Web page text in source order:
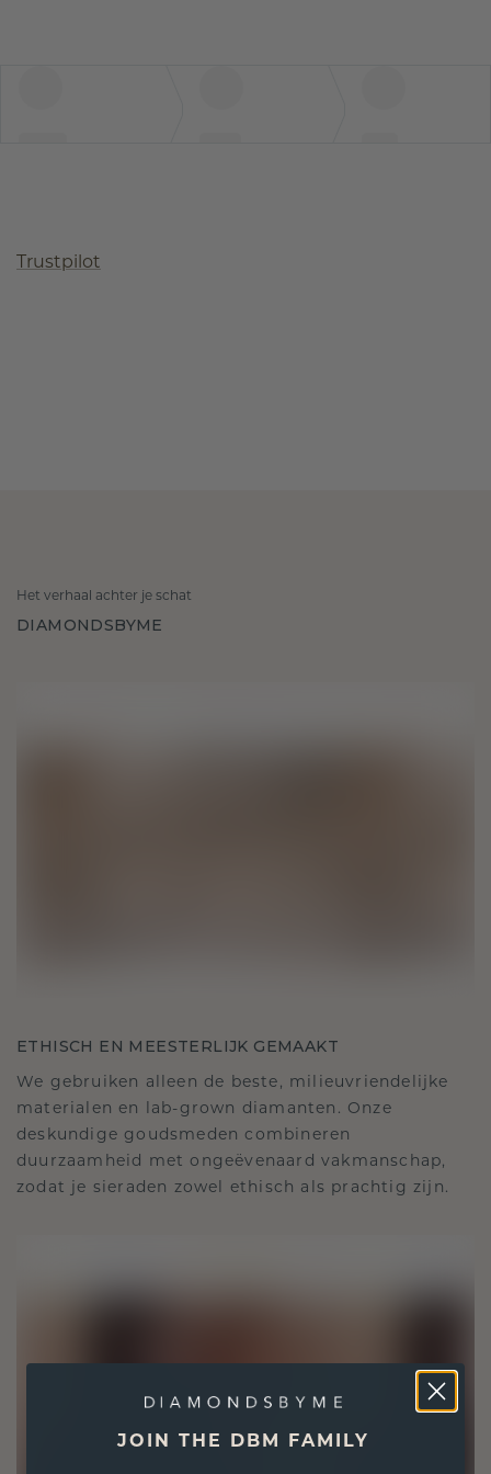
Trustpilot
Het verhaal achter je schat
DIAMONDSBYME
ETHISCH EN MEESTERLIJK GEMAAKT
We gebruiken alleen de beste, milieuvriendelijke
materialen en lab-grown diamanten. Onze
deskundige goudsmeden combineren
duurzaamheid met ongeëvenaard vakmanschap,
zodat je sieraden zowel ethisch als prachtig zijn.
JOIN THE DBM FAMILY